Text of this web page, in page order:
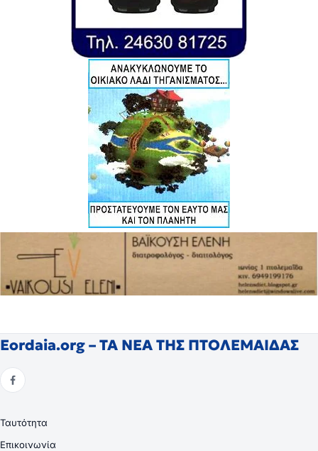
Eordaia.org – ΤΑ ΝΕΑ ΤΗΣ ΠΤΟΛΕΜΑΙΔΑΣ
Ταυτότητα
Επικοινωνία